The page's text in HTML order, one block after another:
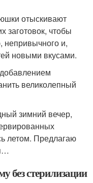
отыскивают
заготовок, чтобы
непривычного и,
новыми вкусами.
великолепный
зимний вечер,
летом. Предлагаю
без стерилизации